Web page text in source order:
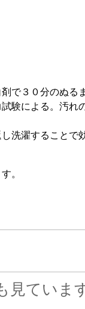
３０分のぬる
験による。汚れ
濯することで
。
見ていま